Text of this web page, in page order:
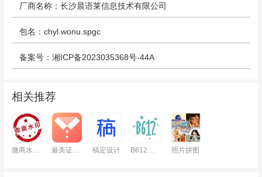
厂商名称：长沙晨语莱信息技术有限公司
包名：chyl.wonu.spgc
备案号：湘ICP备2023035368号-44A
相关推荐
微商水印相机 最美证件照 稿定设计 B612咔叽 照片拼图